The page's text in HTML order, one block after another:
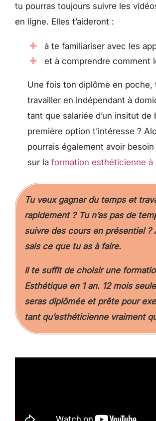
tu pourras toujours suivre les
en ligne. Elles t’aideront :
à te familiariser avec les
et à comprendre comment
Une fois ton diplôme en poche,
travailler en indépendant à
tant que salariée d’un insitut de
première option t’intéresse ?
pourrais également avoir besoin
sur la formation esthéticienne à
Tu veux gagner du temps et
rapidement ? Tu n’as pas de
suivre des cours en présentiel ?
sais ce que tu as à faire.
Il te suffit de choisir une
Esthétique en 1 an. 12 mois
seras diplômée et prête pour
tant qu’esthéticienne vraiment